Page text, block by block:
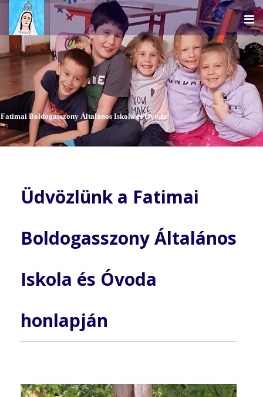
Fatimai Boldogasszony Általános Iskola és Óvoda
Üdvözlünk a Fatimai
Boldogasszony Általános
Iskola és Óvoda
honlapján